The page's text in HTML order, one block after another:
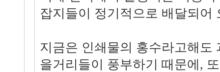
잡지들이 정기적으로 배달되어
지금은 인쇄물의 홍수라고해도
을거리들이 풍부하기 때문에,